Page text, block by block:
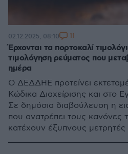
Έρχονται τα πορτοκαλί
τιμολόγηση ρεύματος που
ημέρα
Ο ΔΕΔΔΗΕ προτείνει
Κώδικα Διαχείρισης και στο
Σε δημόσια διαβούλευση η
που ανατρέπει τους κανόνες
κατέχουν έξυπνους μετρητές
02.12.2025, 08:10 11